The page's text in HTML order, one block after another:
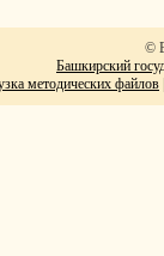
©
Башкирский
методических файлов